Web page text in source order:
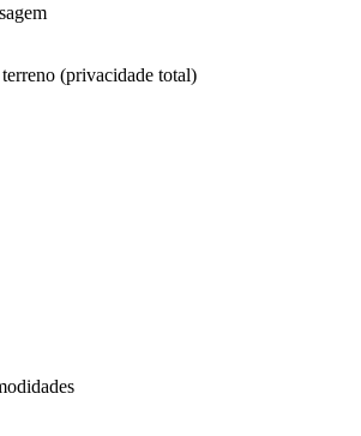
(privacidade total)